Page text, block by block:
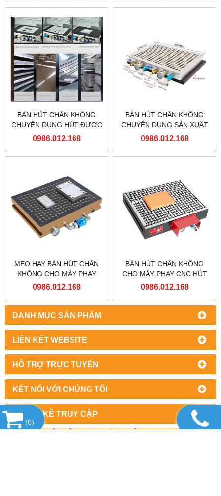
DANH MỤC SẢN PHẨM
LIÊN KẾT WEBSITE
HỖ TRỢ TRỰC TUYẾN
KẾT NỐI VỚI CHÚNG TÔI
THỐNG KÊ TRUY CẬP
BÀN HÚT CHÂN KHÔNG
CHUYÊN DỤNG HÚT ĐƯỢC
CHI TIẾT NHỎ VÀ GIA
0986.012.168
BÀN HÚT CHÂN KHÔNG
CHUYÊN DỤNG SẢN XUẤT
HÀNG LOẠT LỚN
0986.012.168
MẸO HAY BÀN HÚT CHÂN
KHÔNG CHO MÁY PHAY
CNC VACUUM CHUCK.
0986.012.168
BÀN HÚT CHÂN KHÔNG
CHO MÁY PHAY CNC HÚT
MỌI LOẠI VẬT LIỆU
0986.012.168
(0)